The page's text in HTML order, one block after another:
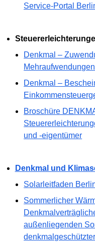
Service-Portal
Denkmal –
Denkmal –
Broschüre
und -eigentümer
Denkmal und
Solarleitfaden
Sommerlicher
außenliegenden